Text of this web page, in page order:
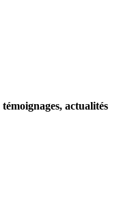
témoignages, actualités